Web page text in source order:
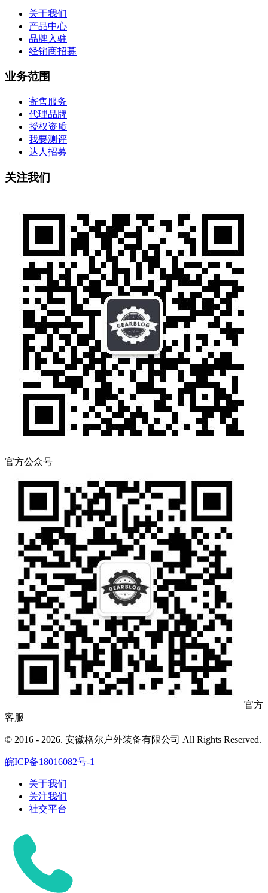
关于我们
产品中心
品牌入驻
经销商招募
业务范围
寄售服务
代理品牌
授权资质
我要测评
达人招募
关注我们
官方公众号
官方
客服
© 2016 - 2026. 安徽格尔户外装备有限公司 All Rights Reserved.
皖ICP备18016082号-1
关于我们
关注我们
社交平台